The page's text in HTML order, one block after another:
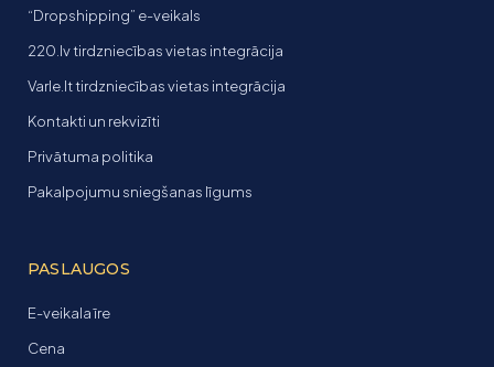
“Dropshipping” e-veikals
220.lv tirdzniecības vietas integrācija
Varle.lt tirdzniecības vietas integrācija
Kontakti un rekvizīti
Privātuma politika
Pakalpojumu sniegšanas līgums
PASLAUGOS
E-veikala īre
Cena